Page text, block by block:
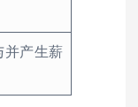
并产生薪